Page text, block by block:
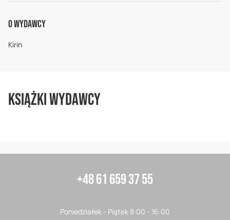
O Wydawcy
Kirin
Książki wydawcy
+48 61 659 37 55
Poniedziałek - Piątek 8:00 - 16:00